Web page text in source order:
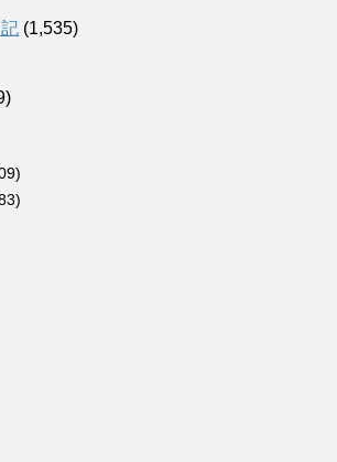
(1,535)